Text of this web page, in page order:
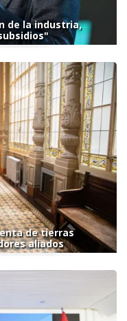
de la industria,
de tierras
aliados